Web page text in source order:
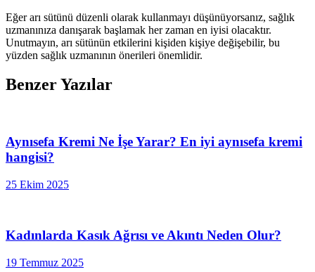
Eğer arı sütünü düzenli olarak kullanmayı düşünüyorsanız, sağlık
uzmanınıza danışarak başlamak her zaman en iyisi olacaktır.
Unutmayın, arı sütünün etkilerini kişiden kişiye değişebilir, bu
yüzden sağlık uzmanının önerileri önemlidir.
Benzer Yazılar
Aynısefa Kremi Ne İşe Yarar? En iyi aynısefa kremi
hangisi?
25 Ekim 2025
Kadınlarda Kasık Ağrısı ve Akıntı Neden Olur?
19 Temmuz 2025